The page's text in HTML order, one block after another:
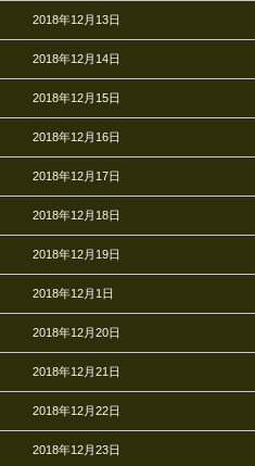
2018年12月13日
2018年12月14日
2018年12月15日
2018年12月16日
2018年12月17日
2018年12月18日
2018年12月19日
2018年12月1日
2018年12月20日
2018年12月21日
2018年12月22日
2018年12月23日